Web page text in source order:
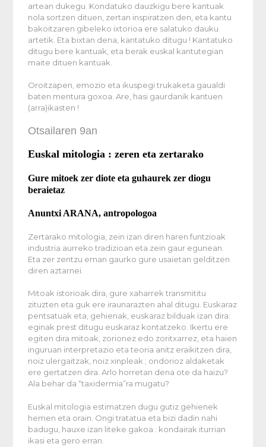
artean dukegu. Kondatuko dauzkigu bere kantuak
nola sortzen dituen, zertan inspiratzen den, eta kantu
bakoitzaren gibeleko ixtorioa ere salatuko dauku
artetik. Eta bixtan dena, kantatuko ditugu ! Kantatuko
ditugu bere kantuak, eta berak euskal kantutegian
maite dituen kantuak.
Oroitzapen, emozio eta ikuspegi trukaketa gaualdi
baten mentura goxoa. Are, hasi gaurdanik kantuen
(arra)ikasten !
Otsailaren 9an
Euskal mitologia : zeren eta zertarako
Gure mitoek zer diote eta guhaurek zer diogu
beraietaz
Anuntxi ARANA, antropologoa
Zertarako mitologia, zein izan diren haren funtzioak
industria aurreko tradizioan eta zein gaur egunean.
Eta zer zentzu eman gaurko gure usaietan gelditzen
diren aztarnei.
Mitoak istorioak dira, gure xaharrek transmititu
zituzten eta guk ere iraunarazten ahal ditugu. Euskaraz
pentsatuak eta, gehienak, euskaraz bilduak izan dira:
eginak prest ditugu euskaraz kontatzeko. Ikertu ere
egiten dira mitoak, zorionez edo zoritxarrez, eta haien
inguruan interpretazio eta teoria anitz eraikitzen dira,
noiz ulergaitzak, noiz xinpleak ; ondorioz aldaketak
ere gertatzen dira. Arlo horretan dena ote da haizu?
Ala behar da “taxidermia”ra mugatu?
Euskal mitologia estimatzen dugu gutiz gehienek
hemen eta orain. Ongi tratatua eta bizi dadin nahi
badugu, hauxe izan liteke gakoa : kondairak iturrian
ikasi eta gero erran.